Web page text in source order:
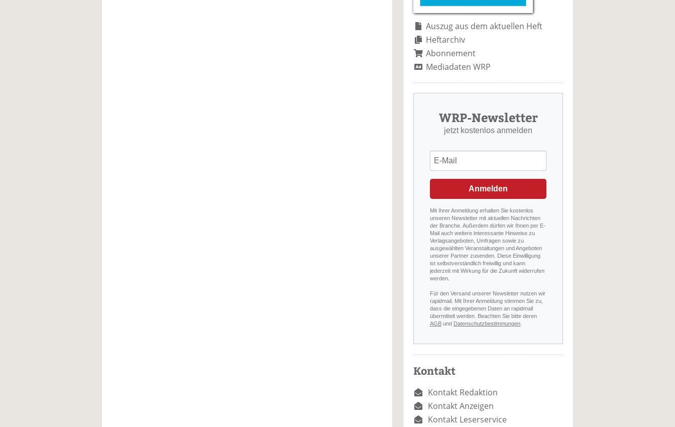
Auszug aus dem aktuellen Heft
Heftarchiv
Abonnement
Mediadaten WRP
WRP-Newsletter
jetzt kostenlos anmelden
Anmelden
Mit Ihrer Anmeldung erhalten Sie kostenlos
unseren Newsletter mit aktuellen Nachrichten
der Branche. Außerdem dürfen wir Ihnen per E-
Mail auch weitere interessante Hinweise zu
Verlagsangeboten, Umfragen sowie zu
ausgewählten Veranstaltungen und Angeboten
unserer Partner zusenden. Diese Einwilligung
ist selbstverständlich freiwillig und kann
jederzeit mit Wirkung für die Zukunft widerrufen
werden.
Für den Versand unserer Newsletter nutzen wir
rapidmail. Mit Ihrer Anmeldung stimmen Sie zu,
dass die eingegebenen Daten an rapidmail
übermittelt werden. Beachten Sie bitte deren
AGB und Datenschutzbestimmungen
Kontakt
Kontakt Redaktion
Kontakt Anzeigen
Kontakt Leserservice